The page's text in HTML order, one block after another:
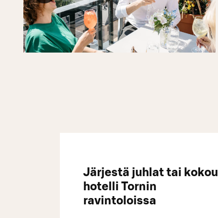
Järjestä juhlat tai
hotelli Tornin
ravintoloissa